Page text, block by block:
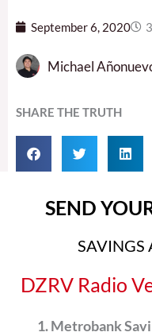
September 6, 2020
Michael
SHARE THE TRUTH
SEND
SAVINGS
DZRV Radio
Metrobank